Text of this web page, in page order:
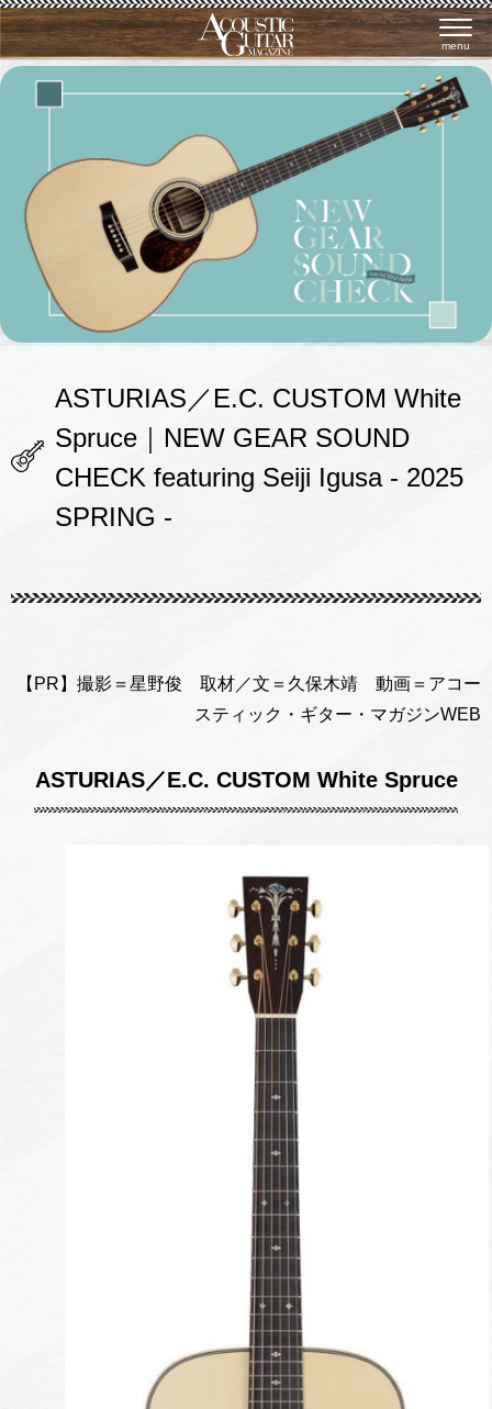
menu
ASTURIAS／E.C. CUSTOM White
Spruce｜NEW GEAR SOUND
CHECK featuring Seiji Igusa - 2025
SPRING -
【PR】撮影＝星野俊 取材／文＝久保木靖 動画＝アコー
スティック・ギター・マガジンWEB
ASTURIAS／E.C. CUSTOM White Spruce